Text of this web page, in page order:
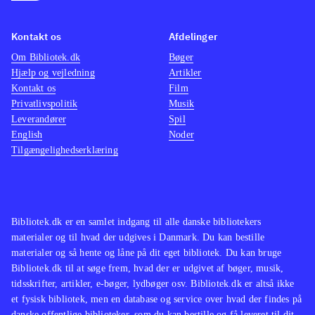
sammenligne med Just dance 2017
(Wii U) og
Bibliotek.dk er en samlet indgang til alle danske bibliotekers
materialer og til hvad der udgives i Danmark. Du kan bestille
materialer og så hente og låne på dit eget bibliotek. Du kan bruge
Bibliotek.dk til at søge frem, hvad der er udgivet af bøger, musik,
tidsskrifter, artikler, e-bøger, lydbøger osv. Bibliotek.dk er altså ikke
et fysisk bibliotek, men en database og service over hvad der findes på
Kontakt os
Om Bibliotek.dk
Hjælp og vejledning
Kontakt os
Privatlivspolitik
Leverandører
English
Tilgængelighedserklæring
Afdelinger
Bøger
Artikler
Film
Musik
Spil
Noder